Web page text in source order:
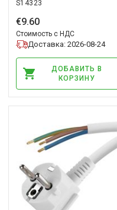
EMOS
S14323
€9.60
Стоимость с НДС
Доставка: 2026-08-24
ДОБАВИТЬ В
КОРЗИНУ